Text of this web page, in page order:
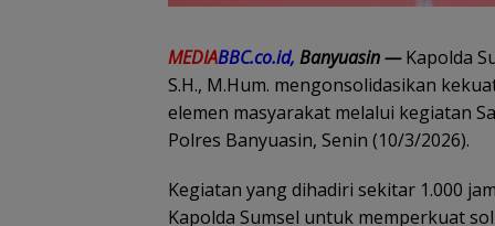
MEDIABBC.co.id, Banyuasin — Kapolda
S.H., M.Hum. mengonsolidasikan
elemen masyarakat melalui kegiatan
Polres Banyuasin, Senin (10/3/2026).
Kegiatan yang dihadiri sekitar 1.000
Kapolda Sumsel untuk memperkuat